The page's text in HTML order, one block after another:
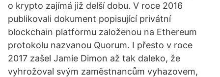
o krypto zajímá již delší dobu. V roce 2016
publikovali dokument popisující privátní
blockchain platformu založenou na Ethereum
protokolu nazvanou Quorum. I přesto v roce
2017 zašel Jamie Dimon až tak daleko, že
vyhrožoval svým zaměstnancům vyhazovem,